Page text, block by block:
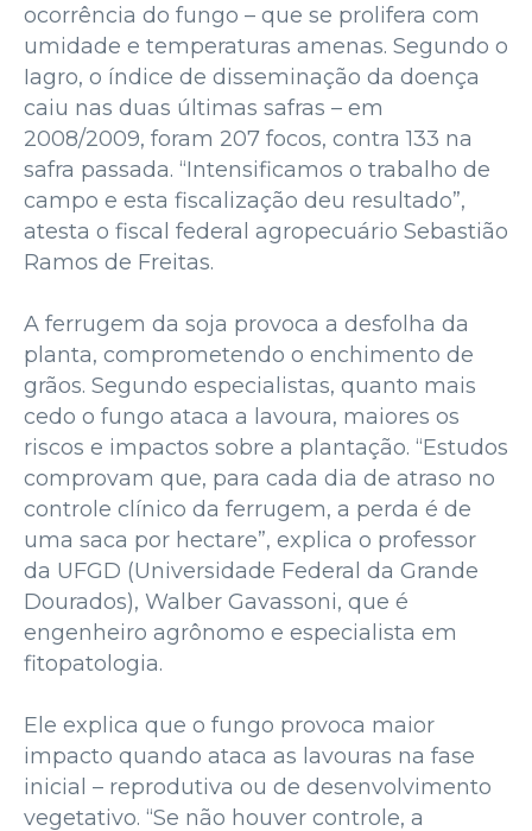
ocorrência do fungo – que se prolifera com
umidade e temperaturas amenas. Segundo o
Iagro, o índice de disseminação da doença
caiu nas duas últimas safras – em
2008/2009, foram 207 focos, contra 133 na
safra passada. “Intensificamos o trabalho de
campo e esta fiscalização deu resultado”,
atesta o fiscal federal agropecuário Sebastião
Ramos de Freitas.
A ferrugem da soja provoca a desfolha da
planta, comprometendo o enchimento de
grãos. Segundo especialistas, quanto mais
cedo o fungo ataca a lavoura, maiores os
riscos e impactos sobre a plantação. “Estudos
comprovam que, para cada dia de atraso no
controle clínico da ferrugem, a perda é de
uma saca por hectare”, explica o professor
da UFGD (Universidade Federal da Grande
Dourados), Walber Gavassoni, que é
engenheiro agrônomo e especialista em
fitopatologia.
Ele explica que o fungo provoca maior
impacto quando ataca as lavouras na fase
inicial – reprodutiva ou de desenvolvimento
vegetativo. “Se não houver controle, a